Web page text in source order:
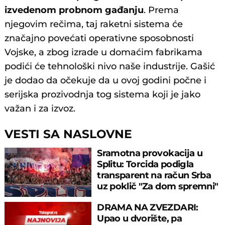
izvedenom probnom gađanju. Prema
njegovim rečima, taj raketni sistema će
značajno povećati operativne sposobnosti
Vojske, a zbog izrade u domaćim fabrikama
podići će tehnološki nivo naše industrije. Gašić
je dodao da očekuje da u ovoj godini počne i
serijska prozivodnja tog sistema koji je jako
važan i za izvoz.
VESTI SA NASLOVNE
Sramotna provokacija u
Splitu: Torcida podigla
transparent na račun Srba
uz poklič "Za dom spremni"
DRAMA NA ZVEZDARI:
Upao u dvorište, pa